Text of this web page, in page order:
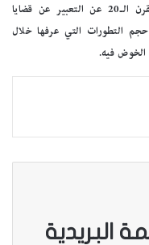
وتجلت ملامحها في عزوف، بل عجز مؤرخو القرن الـ20 عن التعبير عن قضايا
التطورات التي عرفها خلال
الخوض فيه.
البريدية